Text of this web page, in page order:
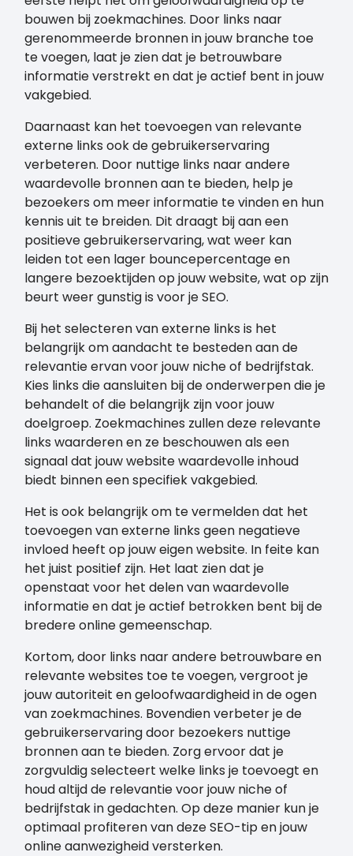
bouwen bij zoekmachines. Door links naar
gerenommeerde bronnen in jouw branche toe
te voegen, laat je zien dat je betrouwbare
informatie verstrekt en dat je actief bent in jouw
vakgebied.
Daarnaast kan het toevoegen van relevante
externe links ook de gebruikerservaring
verbeteren. Door nuttige links naar andere
waardevolle bronnen aan te bieden, help je
bezoekers om meer informatie te vinden en hun
kennis uit te breiden. Dit draagt bij aan een
positieve gebruikerservaring, wat weer kan
leiden tot een lager bouncepercentage en
langere bezoektijden op jouw website, wat op zijn
beurt weer gunstig is voor je SEO.
Bij het selecteren van externe links is het
belangrijk om aandacht te besteden aan de
relevantie ervan voor jouw niche of bedrijfstak.
Kies links die aansluiten bij de onderwerpen die je
behandelt of die belangrijk zijn voor jouw
doelgroep. Zoekmachines zullen deze relevante
links waarderen en ze beschouwen als een
signaal dat jouw website waardevolle inhoud
biedt binnen een specifiek vakgebied.
Het is ook belangrijk om te vermelden dat het
toevoegen van externe links geen negatieve
invloed heeft op jouw eigen website. In feite kan
het juist positief zijn. Het laat zien dat je
openstaat voor het delen van waardevolle
informatie en dat je actief betrokken bent bij de
bredere online gemeenschap.
Kortom, door links naar andere betrouwbare en
relevante websites toe te voegen, vergroot je
jouw autoriteit en geloofwaardigheid in de ogen
van zoekmachines. Bovendien verbeter je de
gebruikerservaring door bezoekers nuttige
bronnen aan te bieden. Zorg ervoor dat je
zorgvuldig selecteert welke links je toevoegt en
houd altijd de relevantie voor jouw niche of
bedrijfstak in gedachten. Op deze manier kun je
optimaal profiteren van deze SEO-tip en jouw
online aanwezigheid versterken.